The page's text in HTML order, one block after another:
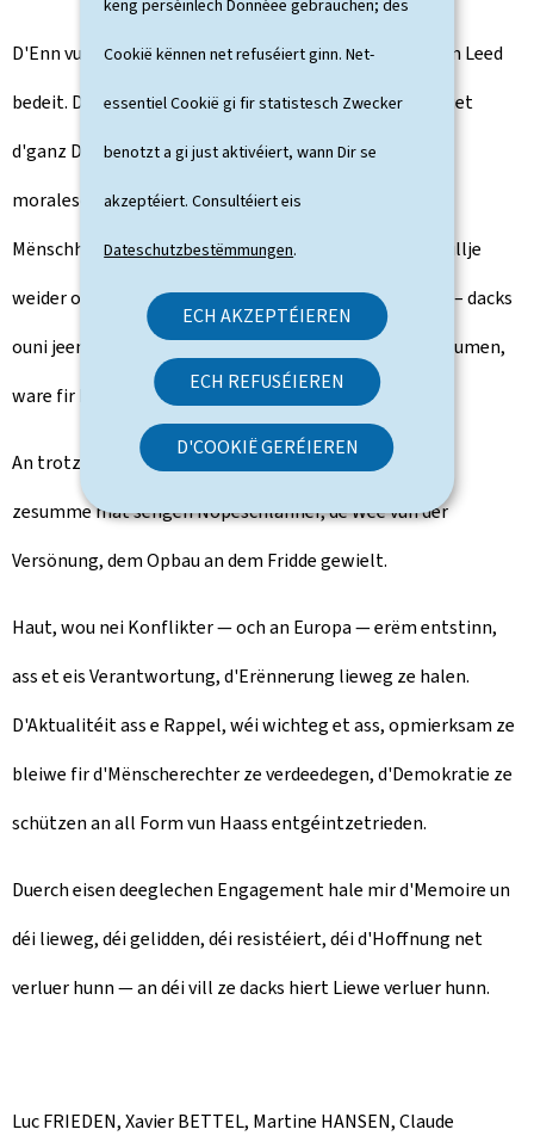
keng perséinlech Donnéeë gebrauchen; dës
Cookië kënnen net refuséiert ginn. Net-
essentiel Cookië gi fir statistesch Zwecker
benotzt a gi just aktivéiert, wann Dir se
akzeptéiert. Consultéiert eis
Dateschutzbestëmmungen.
ECH AKZEPTÉIEREN
ECH REFUSÉIEREN
D'COOKIË GERÉIEREN
D'Enn vum Krich huet net fir jiddereen direkt d'Enn vum Leed
bedeit. D'Befreiung vun de Konzentratiounslageren huet
d'ganz Dimensioun vum Naziterror opgedeckt a war e
moralesche Wendepunkt an der Geschicht vun der
Mënschheet. Obwuel de Krich eriwwer war, hu vill Famillje
weider op Liewenszeeche vun hire Vermësste gewaart – dacks
ouni jeemools eng Äntwert ze kréien. Déi, déi zeréckkoumen,
ware fir hiert Liewe gezeechent — physesch a séilesch.
An trotzdeem huet Lëtzebuerg op de Ruine vum Krich,
zesumme mat sengen Nopeschlänner, de Wee vun der
Versönung, dem Opbau an dem Fridde gewielt.
Haut, wou nei Konflikter — och an Europa — erëm entstinn,
ass et eis Verantwortung, d'Erënnerung lieweg ze halen.
D'Aktualitéit ass e Rappel, wéi wichteg et ass, opmierksam ze
bleiwe fir d'Mënscherechter ze verdeedegen, d'Demokratie ze
schützen an all Form vun Haass entgéintzetrieden.
Duerch eisen deeglechen Engagement hale mir d'Memoire un
déi lieweg, déi gelidden, déi resistéiert, déi d'Hoffnung net
verluer hunn — an déi vill ze dacks hiert Liewe verluer hunn.
Luc FRIEDEN, Xavier BETTEL, Martine HANSEN, Claude